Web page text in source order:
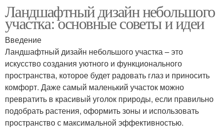
Ландшафтный дизайн небольшого
участка: основные советы и идеи
Введение
Ландшафтный дизайн небольшого участка – это
искусство создания уютного и функционального
пространства, которое будет радовать глаз и приносить
комфорт. Даже самый маленький участок можно
превратить в красивый уголок природы, если правильно
подобрать растения, оформить зоны и использовать
пространство с максимальной эффективностью.